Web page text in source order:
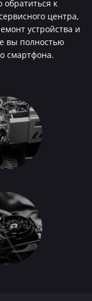
обратиться к
центра,
устройства и
вы полностью
смартфона.